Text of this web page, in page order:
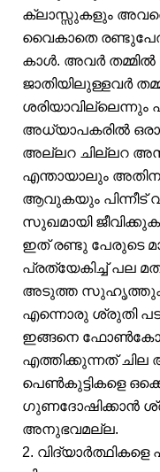
ക്ലാസ്സുകളും
വൈകാതെ
കാൾ. അവർ
ജാതിയിലുള്ളവർ
ശരിയാവില്ലെന്നും
അധ്യാപകരിൽ
അല്ലറ ചില്ലറ
എന്തായാലും
ആവുകയും പിന്നീട്
സുഖമായി
ഇത് രണ്ടു പേരുടെ
പ്രത്യേകിച്ച് പല
അടുത്ത
എന്നൊരു ശ്രുതി
ഇങ്ങനെ
എത്തിക്കുന്നത് ചില
പെൺകുട്ടികളെ ഒക്കെ
ഗുണദോഷിക്കാൻ
അനുഭവമല്ല.
2.